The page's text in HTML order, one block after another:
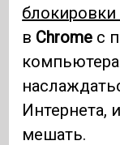
в Chrome с
Интернета,
мешать.